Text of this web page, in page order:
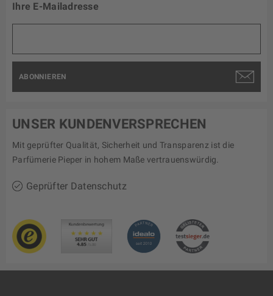
Ihre E-Mailadresse
ABONNIEREN
UNSER KUNDENVERSPRECHEN
Mit geprüfter Qualität, Sicherheit und Transparenz ist die
Parfümerie Pieper in hohem Maße vertrauenswürdig.
Geprüfter Datenschutz